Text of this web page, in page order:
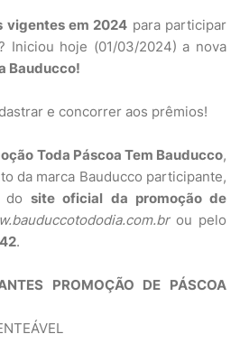
vigentes em 2024 para participar
Iniciou hoje (01/03/2024) a nova
Bauducco!
e concorrer aos prêmios!
Toda Páscoa Tem Bauducco,
da marca Bauducco participante,
do site oficial da promoção de
ou pelo
.
PROMOÇÃO DE PÁSCOA